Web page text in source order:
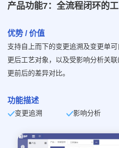
产品功能7：全流程闭环的
优势 / 价值
支持自上而下的变更追溯及变更单
更后工艺对象，以及受影响分析关
更前后的差异对比。
功能描述
变更追溯 影响分